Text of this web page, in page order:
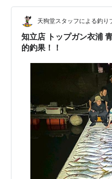
天狗堂スタッフによる釣り
知立店 トップガン衣浦
的釣果！！